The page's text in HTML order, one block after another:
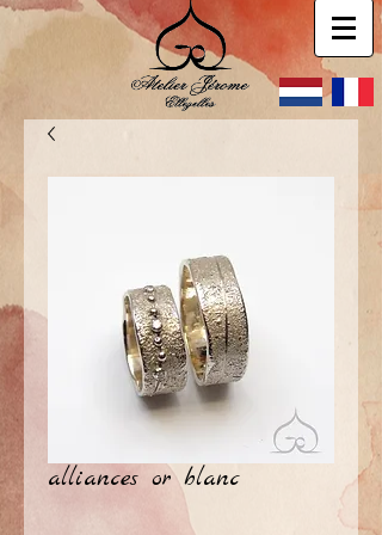
alliances or blanc